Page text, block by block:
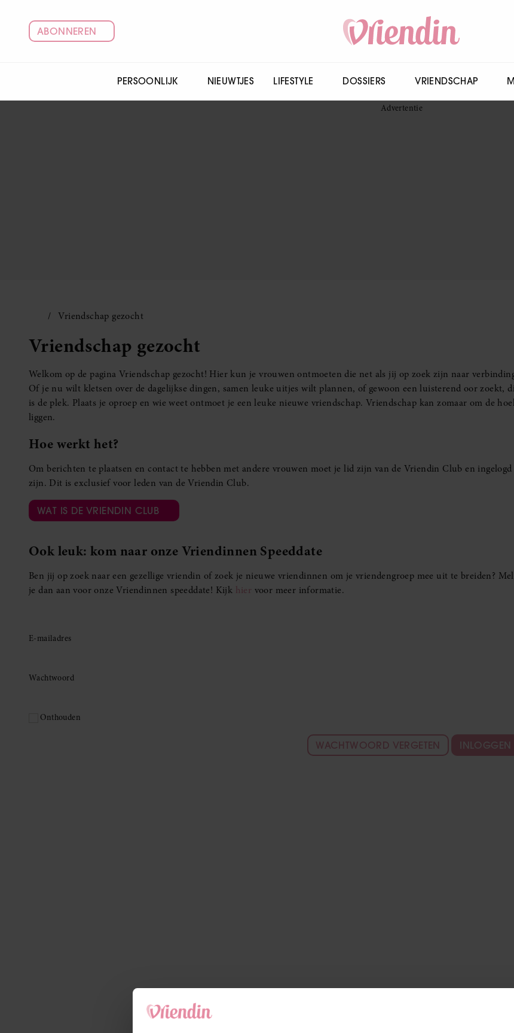
ABONNEREN
PERSOONLIJK NIEUWTJES LIFESTYLE DOSSIERS VRIENDSCHAP
Vriendschap gezocht
Vriendschap gezocht
Welkom op de pagina Vriendschap gezocht! Hier kun je vrouwen ontmoeten die net als jij op zoek zijn naar
Of je nu wilt kletsen over de dagelijkse dingen, samen leuke uitjes wilt plannen, of gewoon een luisterend oor zoekt,
is de plek. Plaats je oproep en wie weet ontmoet je een leuke nieuwe vriendschap. Vriendschap kan zomaar om de
liggen.
Hoe werkt het?
Om berichten te plaatsen en contact te hebben met andere vrouwen moet je lid zijn van de Vriendin Club en ingelogd
zijn. Dit is exclusief voor leden van de Vriendin Club.
WAT IS DE VRIENDIN CLUB
Ook leuk: kom naar onze Vriendinnen Speeddate
Ben jij op zoek naar een gezellige vriendin of zoek je nieuwe vriendinnen om je vriendengroep mee uit te breiden?
je dan aan voor onze Vriendinnen speeddate! Kijk hier voor meer informatie.
E-mailadres
Wachtwoord
Onthouden
WACHTWOORD VERGETEN INLOGGEN